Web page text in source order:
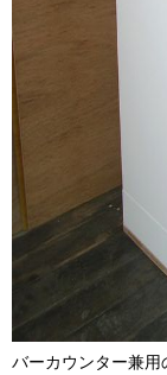
バーカウンター兼用